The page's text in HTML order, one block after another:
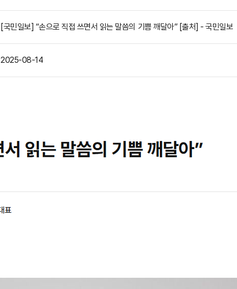
[국민일보] “손으로 직접 쓰면서 읽는 말씀의 기쁨 깨달아” [출처] - 국민일보
2025-08-14